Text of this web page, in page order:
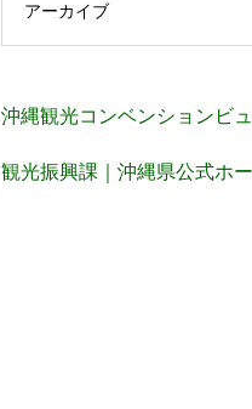
アーカイブ
沖縄観光コンベンションビ
観光振興課｜沖縄県公式ホ